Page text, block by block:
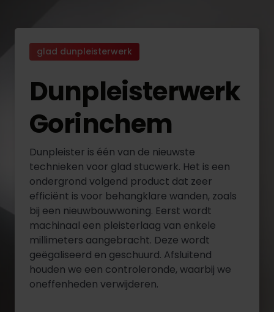
glad dunpleisterwerk
Dunpleisterwerk
Gorinchem
Dunpleister is één van de nieuwste
technieken voor glad stucwerk. Het is een
ondergrond volgend product dat zeer
efficiënt is voor behangklare wanden, zoals
bij een nieuwbouwwoning. Eerst wordt
machinaal een pleisterlaag van enkele
millimeters aangebracht. Deze wordt
geëgaliseerd en geschuurd. Afsluitend
houden we een controleronde, waarbij we
oneffenheden verwijderen.